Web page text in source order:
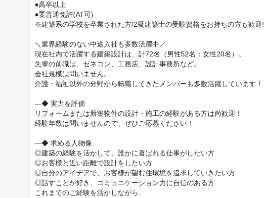
●高卒以上
●要普通免許(AT可)
※建築系の学校を卒業された方/2級建築士の受験資格をお持ちの方も歓迎!
＼業界経験のない中途入社も多数活躍中／
現在社内で活躍する建築設計は、計72名（男性52名：女性20名）。
先輩の前職は、ゼネコン、工務店、設計事務所など。
会社規模は問いません。
介護・福祉以外の分野から転職してきたメンバーも多数活躍しています！
―◆ 実力を評価
リフォームまたは新築物件の設計・施工の経験がある方は尚歓迎！
経験年数は問いませんので、ぜひご応募ください！
―◆ 求める人物像
◎建築の経験を活かして、誰かに喜ばれる仕事がしたい方
◎お客様と近い距離で設計をしたい方
◎自分のアイデアで、お客様が望む住環境を追求していきたい方
◎話すことが好き、コミュニケーション力に自信のある方
これまでのご経験を活かしながら、